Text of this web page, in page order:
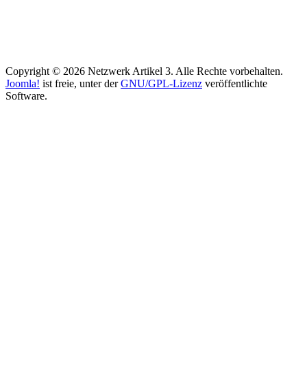
Copyright © 2026 Netzwerk Artikel 3. Alle Rechte vorbehalten.
Joomla! ist freie, unter derGNU/GPL-Lizenz veröffentlichte
Software.